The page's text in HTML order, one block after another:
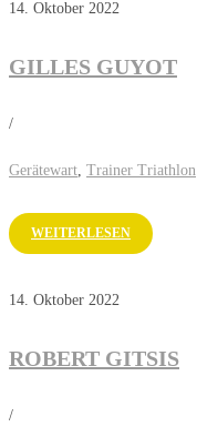
14. Oktober 2022
GILLES GUYOT
/
Gerätewart, Trainer Triathlon
WEITERLESEN
14. Oktober 2022
ROBERT GITSIS
/